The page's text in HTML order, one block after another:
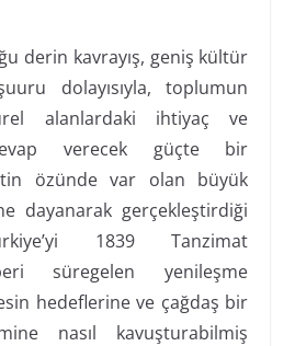
derin kavrayış, geniş kültür
dolayısıyla, toplumun
alanlardaki ihtiyaç ve
verecek güçte bir
özünde var olan büyük
dayanarak gerçekleştirdiği
1839 Tanzimat
süregelen yenileşme
hedeflerine ve çağdaş bir
nasıl kavuşturabilmiş